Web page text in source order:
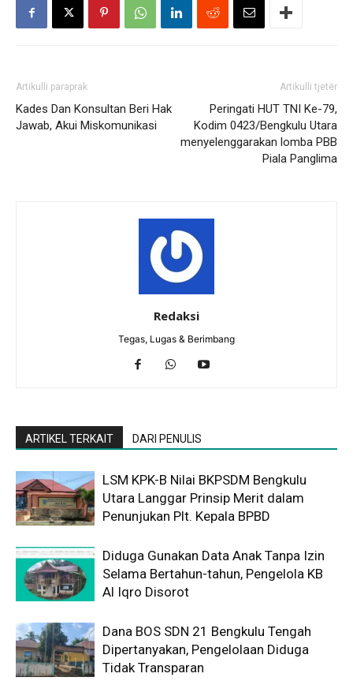
Artikulli paraprak
Kades Dan Konsultan Beri Hak
Jawab, Akui Miskomunikasi
Artikulli tjetër
Peringati HUT TNI Ke-79,
Kodim 0423/Bengkulu Utara
menyelenggarakan lomba PBB
Piala Panglima
Redaksi
Tegas, Lugas & Berimbang
ARTIKEL TERKAIT DARI PENULIS
LSM KPK-B Nilai BKPSDM Bengkulu
Utara Langgar Prinsip Merit dalam
Penunjukan Plt. Kepala BPBD
Diduga Gunakan Data Anak Tanpa Izin
Selama Bertahun-tahun, Pengelola KB
Al Iqro Disorot
Dana BOS SDN 21 Bengkulu Tengah
Dipertanyakan, Pengelolaan Diduga
Tidak Transparan